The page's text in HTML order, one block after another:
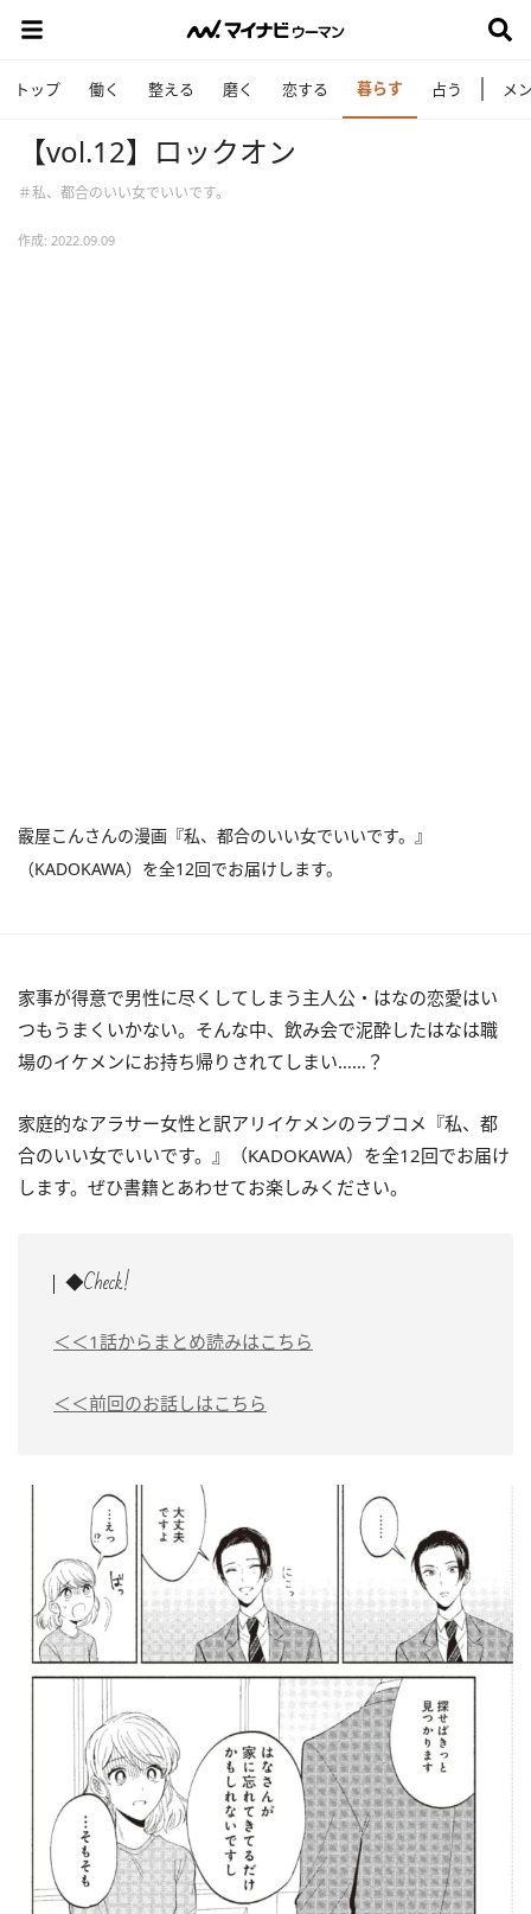
トップ 働く 整える 磨く 恋する 暮らす 占う メ
【vol.12】ロックオン
＃私、都合のいい女でいいです。
作成: 2022.09.09
霰屋こんさんの漫画『私、都合のいい女でいいです。』
（KADOKAWA）を全12回でお届けします。
家事が得意で男性に尽くしてしまう主人公・はなの恋愛はい
つもうまくいかない。そんな中、飲み会で泥酔したはなは職
場のイケメンにお持ち帰りされてしまい……？
家庭的なアラサー女性と訳アリイケメンのラブコメ『私、都
合のいい女でいいです。』（KADOKAWA）を全12回でお届け
します。ぜひ書籍とあわせてお楽しみください。
◆Check!
＜＜1話からまとめ読みはこちら
＜＜前回のお話しはこちら